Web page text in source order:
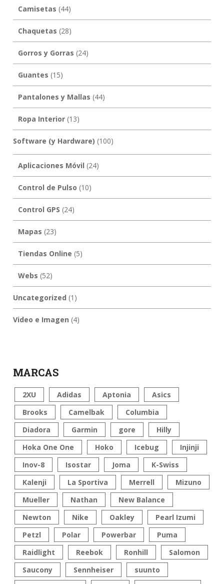
Camisetas (44)
Chaquetas (28)
Gorros y Gorras (24)
Guantes (15)
Pantalones y Mallas (44)
Ropa Interior(13)
Software (y Hardware) (100)
Aplicaciones Móvil (24)
Control de Pulso (10)
Control GPS (24)
Mapas (23)
Tiendas Online (5)
Webs (52)
Uncategorized (1)
Video e Imagen (4)
MARCAS
2XU Adidas Aptonia
Asics
Brooks
Camelbak
Columbia
Diadora
Garmin gore
Hilly
Hoka One One
Hoko Icebug
Injinji
Inov-8
Isostar Joma
K-Swiss
Kalenji
La Sportiva Merrell
Mizuno
Mueller
Nathan
New Balance
Newton
Nike Oakley
Pearl Izumi
Petzl
Polar Powerbar
Puma
Raidlight
Reebok Ronhill
Salomon
Saucony
Sennheiser
suunto